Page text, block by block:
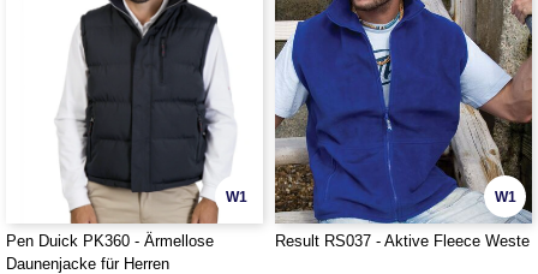
W1
Pen Duick PK360 - Ärmellose
Daunenjacke für Herren
W1
Result RS037 - Aktive Fleece Weste